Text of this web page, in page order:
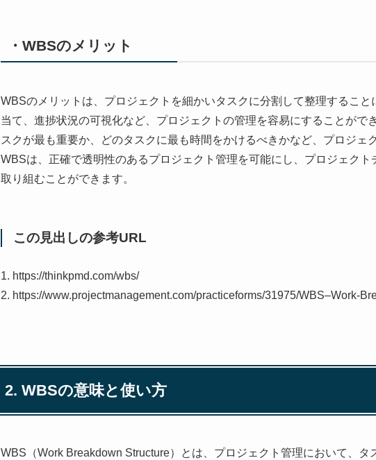
・WBSのメリット
WBSのメリットは、プロジェクトを細かいタスクに分割して整理するこ
当て、進捗状況の可視化など、プロジェクトの管理を容易にすることがで
スクが最も重要か、どのタスクに最も時間をかけるべきかなど、プロジェ
WBSは、正確で透明性のあるプロジェクト管理を可能にし、プロジェク
取り組むことができます。
この見出しの参考URL
1. https://thinkpmd.com/wbs/
2. https://www.projectmanagement.com/practiceforms/31975/WBS–Work-
2. WBSの意味と使い方
WBS（Work Breakdown Structure）とは、プロジェクト管理において、